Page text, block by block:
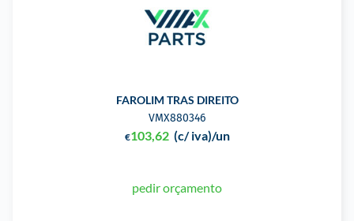
FAROLIM TRAS DIREITO
VMX880346
€103,62 (c/ iva)/un
pedir orçamento